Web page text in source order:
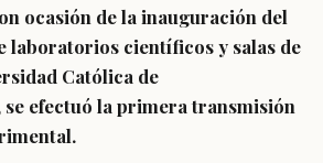
ocasión de la inauguración del
laboratorios científicos y salas de
Católica de
se efectuó la primera transmisión